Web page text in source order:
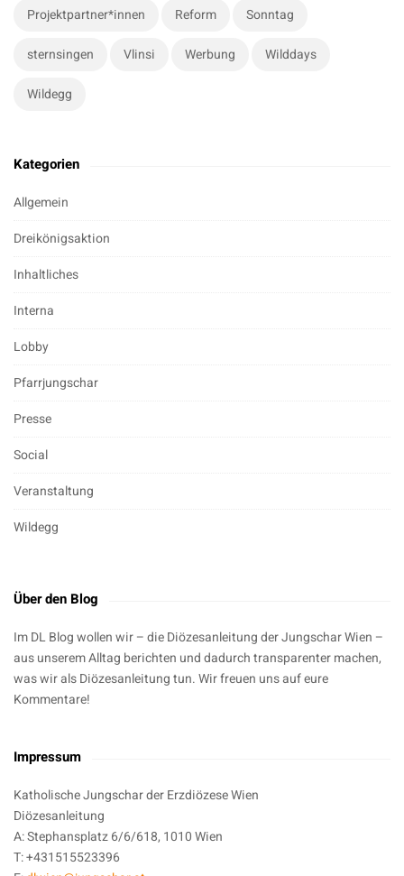
Projektpartner*innen Reform Sonntag
sternsingen Vlinsi Werbung Wilddays
Wildegg
Kategorien
Allgemein
Dreikönigsaktion
Inhaltliches
Interna
Lobby
Pfarrjungschar
Presse
Social
Veranstaltung
Wildegg
Über den Blog
Im DL Blog wollen wir – die Diözesanleitung der Jungschar Wien –
aus unserem Alltag berichten und dadurch transparenter machen,
was wir als Diözesanleitung tun. Wir freuen uns auf eure
Kommentare!
Impressum
Katholische Jungschar der Erzdiözese Wien
Diözesanleitung
A: Stephansplatz 6/6/618, 1010 Wien
T: +431515523396